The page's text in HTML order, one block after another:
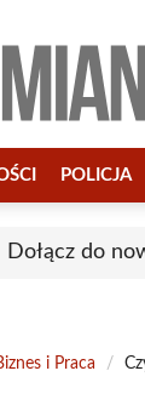
POLICJA
Dołącz do
i Praca /